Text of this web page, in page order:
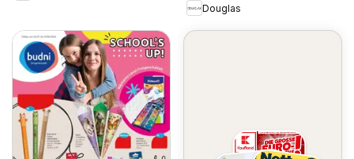
Douglas